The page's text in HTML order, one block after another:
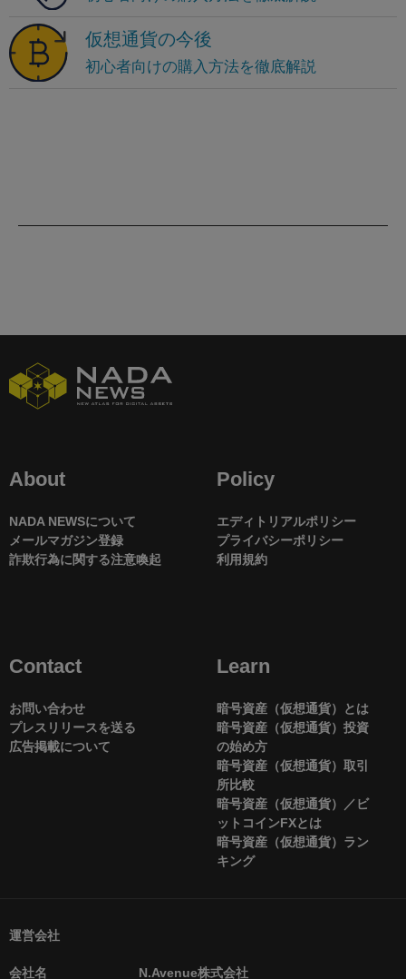
About
NADA NEWSについて
メールマガジン登録
詐欺行為に関する注意喚起
Policy
エディトリアルポリシー
プライバシーポリシー
利用規約
Contact
お問い合わせ
プレスリリースを送る
広告掲載について
Learn
暗号資産（仮想通貨）とは
暗号資産（仮想通貨）投資
の始め方
暗号資産（仮想通貨）取引
所比較
暗号資産（仮想通貨）／ビ
ットコインFXとは
暗号資産（仮想通貨）ラン
キング
運営会社
会社名 N.Avenue株式会社